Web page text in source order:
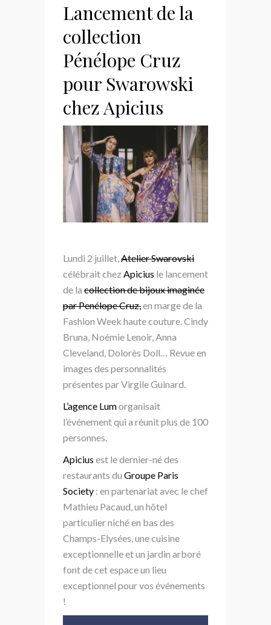
Lancement de la
collection
Pénélope Cruz
pour Swarowski
chez Apicius
Lundi 2 juillet,Atelier Swarovski
célébrait chez Apicius le lancement
de la collection de bijoux imaginée
par Penélope Cruz,en marge de la
Fashion Week haute couture. Cindy
Bruna, Noémie Lenoir, Anna
Cleveland, Dolorès Doll… Revue en
images des personnalités
présentes par Virgile Guinard.
L’agence Lumorganisait
l’événement qui a réunit plus de 100
personnes.
Apicius est le dernier-né des
restaurants du Groupe Paris
Society : en partenariat avec le chef
Mathieu Pacaud, un hôtel
particulier niché en bas des
Champs-Elysées, une cuisine
exceptionnelle et un jardin arboré
font de cet espace un lieu
exceptionnel pour vos événements
!